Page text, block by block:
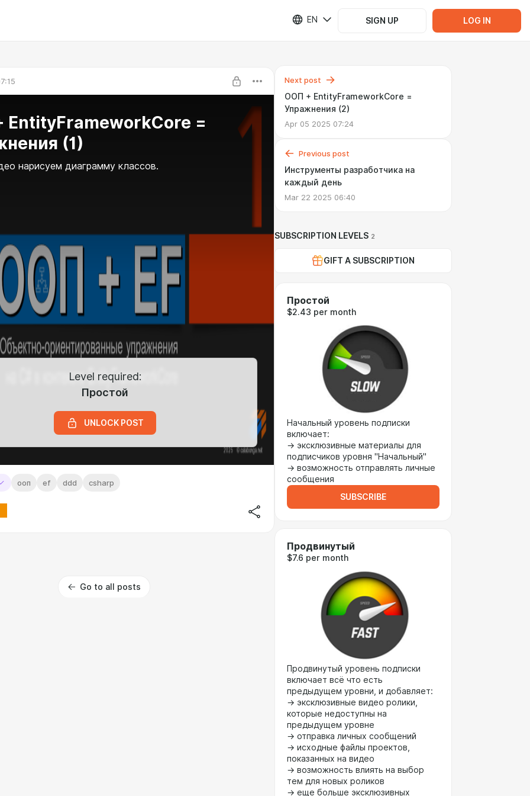
EN SIGN UP LOG IN
EntityFrameworkCore =
(1)
нарисуем диаграмму классов.
Level required:
Простой
UNLOCK POST
ооп ef ddd csharp
Go to all posts
Next post
ООП + EntityFrameworkCore =
Упражнения (2)
Apr 05 2025 07:24
Previous post
Инструменты разработчика на
каждый день
Mar 22 2025 06:40
SUBSCRIPTION LEVELS 2
GIFT A SUBSCRIPTION
Простой
$2.43 per month
Начальный уровень подписки
включает:
→ эксклюзивные материалы для
подписчиков уровня "Начальный"
→ возможность отправлять личные
сообщения
SUBSCRIBE
Продвинутый
$7.6 per month
Продвинутый уровень подписки
включает всё что есть
предыдущем уровни, и добавляет:
→ эксклюзивные видео ролики,
которые недоступны на
предыдущем уровне
→ отправка личных сообщений
→ исходные файлы проектов,
показанных на видео
→ возможность влиять на выбор
тем для новых роликов
→ еще больше эксклюзивных